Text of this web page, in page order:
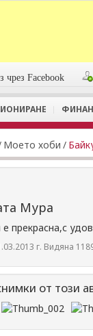
чрез Facebook
Моето хоби /
Мура
прекрасна,с
г. Видяна
от този